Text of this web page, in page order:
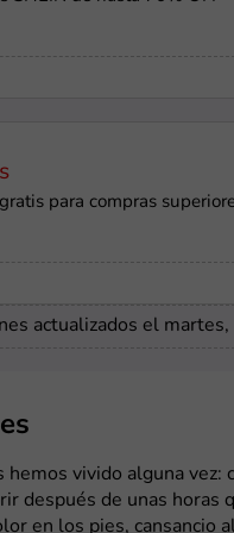
para compras
actualizados el
hemos vivido alguna vez:
después de unas horas
en los pies, cansancio